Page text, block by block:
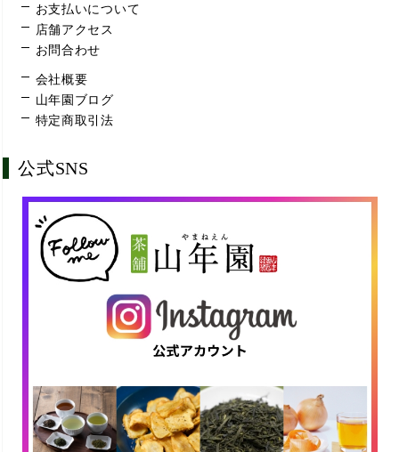
お支払いについて
店舗アクセス
お問合わせ
会社概要
山年園ブログ
特定商取引法
公式SNS